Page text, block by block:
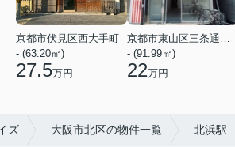
京都市伏見区西大手町
- (63.20㎡)
27.5万円
- (91.99㎡)
22万円
ズ 大阪市北区の物件一覧 北浜駅